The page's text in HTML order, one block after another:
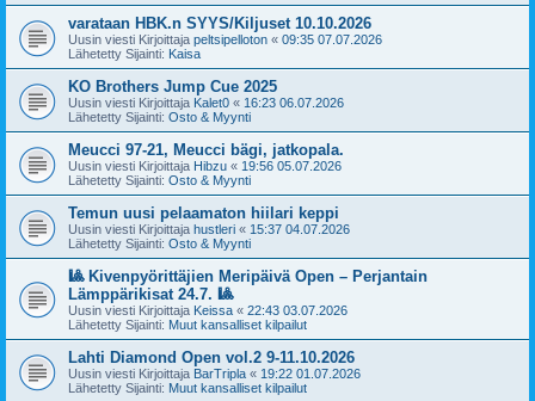
varataan HBK.n SYYS/Kiljuset 10.10.2026
Uusin viesti Kirjoittaja peltsipelloton « 09:35 07.07.2026
Lähetetty Sijainti: Kaisa
KO Brothers Jump Cue 2025
Uusin viesti Kirjoittaja Kalet0 « 16:23 06.07.2026
Lähetetty Sijainti: Osto & Myynti
Meucci 97-21, Meucci bägi, jatkopala.
Uusin viesti Kirjoittaja Hibzu « 19:56 05.07.2026
Lähetetty Sijainti: Osto & Myynti
Temun uusi pelaamaton hiilari keppi
Uusin viesti Kirjoittaja hustleri « 15:37 04.07.2026
Lähetetty Sijainti: Osto & Myynti
🎱 Kivenpyörittäjien Meripäivä Open – Perjantain
Lämppärikisat 24.7. 🎱
Uusin viesti Kirjoittaja Keissa « 22:43 03.07.2026
Lähetetty Sijainti: Muut kansalliset kilpailut
Lahti Diamond Open vol.2 9-11.10.2026
Uusin viesti Kirjoittaja BarTripla « 19:22 01.07.2026
Lähetetty Sijainti: Muut kansalliset kilpailut